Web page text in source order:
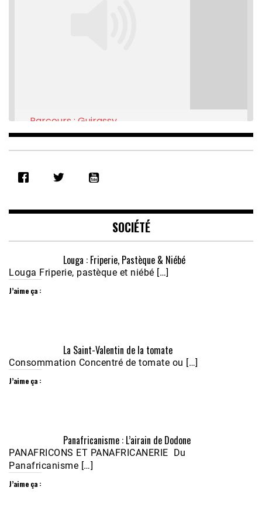
RSS FEED
EMBED
Parcours : Guirassy
Feb 16, 2021 • 28:08
Nobana (Podologue)
Feb 24, 2021 • 28mn
SOCIÉTÉ
Louga : Friperie, Pastèque & Niébé
Louga Friperie, pastèque et niébé […]
J’aime ça :
La Saint-Valentin de la tomate
Consommation Concentré de tomate ou […]
J’aime ça :
Panafricanisme : L’airain de Dodone
PANAFRICONS ET PANAFRICANERIE Du
Panafricanisme […]
J’aime ça :